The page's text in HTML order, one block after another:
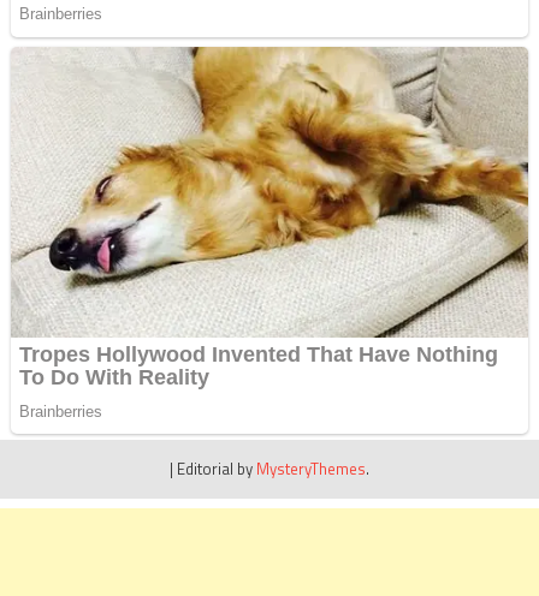
| Editorial by MysteryThemes.